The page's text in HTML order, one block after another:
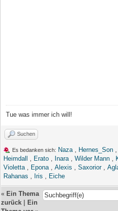
Tue was immer ich will!
Suchen
Es bedanken sich: Naza, Hernes_Son ,
Heimdall
, Erato , Inara, Wilder Mann ,
Violetta, Epona, Alexis , Saxorior,
Rahanas , Iris , Eiche
« Ein Thema
zurück
Ein